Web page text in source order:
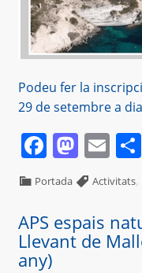
Podeu fer la
29 de setembre a
Facebook
Portada Activitats,
APS espais
Llevant de
any)